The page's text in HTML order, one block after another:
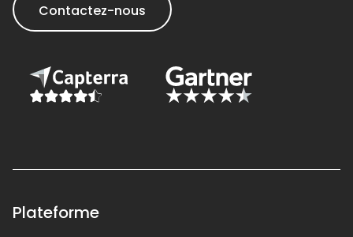
Contactez-nous
Plateforme